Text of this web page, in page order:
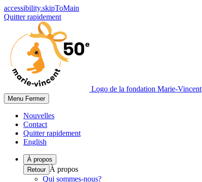
accessibility.skipToMain
Quitter rapidement
Logo de la fondation Marie-Vincent
Menu Fermer
Nouvelles
Contact
Quitter rapidement
English
À propos
Retour À propos
Qui sommes-nous?